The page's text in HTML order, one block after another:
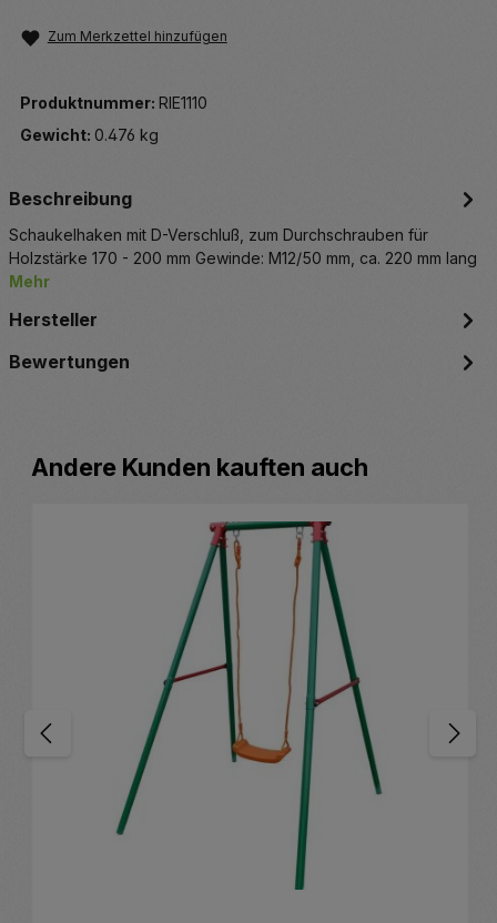
Zum Merkzettel hinzufügen
Produktnummer: RIE1110
Gewicht: 0.476 kg
Beschreibung
Schaukelhaken mit D-Verschluß, zum Durchschrauben für
Holzstärke 170 - 200 mm Gewinde: M12/50 mm, ca. 220 mm lang
Mehr
Hersteller
Bewertungen
Produktgalerie überspringen
Andere Kunden kauften auch